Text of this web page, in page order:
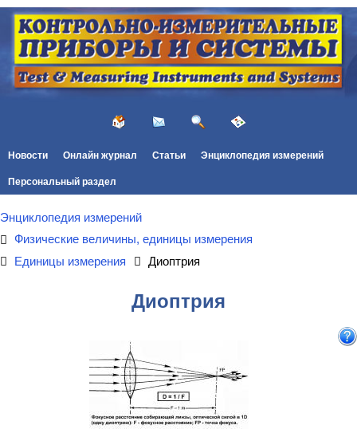
Новости Онлайн журнал Статьи Энциклопедия измерений
Персональный раздел
Энциклопедия измерений
Физические величины, единицы измерения
Единицы измерения
Диоптрия
Диоптрия